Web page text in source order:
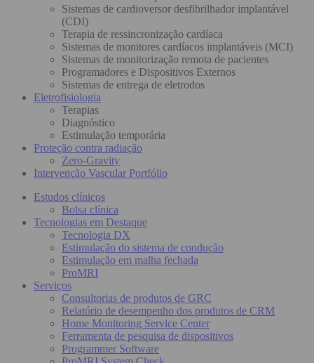
Sistemas de cardioversor desfibrilhador implantável
(CDI)
Terapia de ressincronização cardíaca
Sistemas de monitores cardíacos implantáveis (MCI)
Sistemas de monitorização remota de pacientes
Programadores e Dispositivos Externos
Sistemas de entrega de eletrodos
Eletrofisiologia
Terapias
Diagnóstico
Estimulação temporária
Proteção contra radiação
Zero-Gravity
Intervenção Vascular Portfólio
Estudos clínicos
Bolsa clínica
Tecnologias em Destaque
Tecnologia DX
Estimulação do sistema de condução
Estimulação em malha fechada
ProMRI
Serviços
Consultorias de produtos de GRC
Relatório de desempenho dos produtos de CRM
Home Monitoring Service Center
Ferramenta de pesquisa de dispositivos
Programmer Software